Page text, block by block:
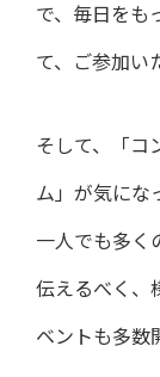
で、毎日をも
て、ご参加い
そして、「コ
ム」が気にな
一人でも多く
伝えるべく、
ベントも多数